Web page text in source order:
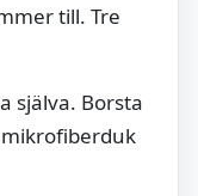
till. Tre
själva. Borsta